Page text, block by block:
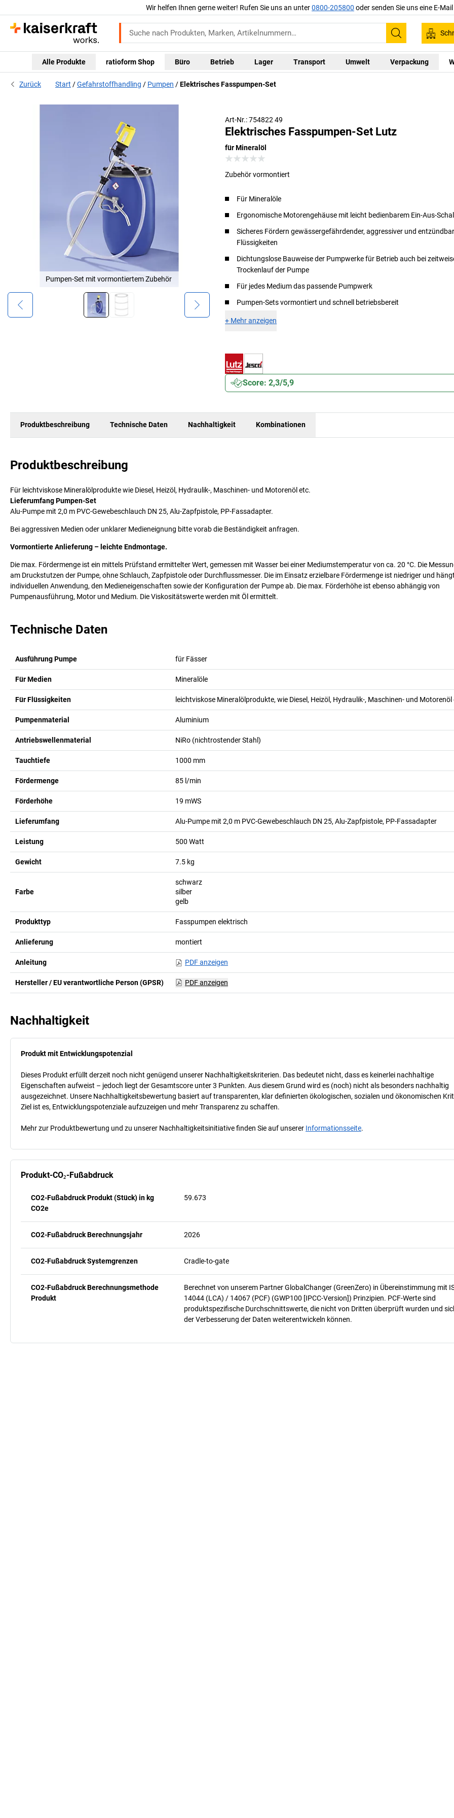
Wir helfen Ihnen gerne weiter! Rufen Sie uns an unter0800-205800 oder senden Sie uns eine E-
Suchen
Alle Produkte ratioform Shop Büro Betrieb Lager Transport Umwelt Verpackung
Zurück Start Gefahrstoffhandling Pumpen Elektrisches Fasspumpen-Set
Art-Nr.: 754822 49
Elektrisches Fasspumpen-Set Lutz
für Mineralöl
Zubehör vormontiert
Für Mineralöle
Ergonomische Motorengehäuse mit leicht bedienbarem Ein-Aus-
Sicheres Fördern gewässergefährdender, aggressiver und
Flüssigkeiten
Dichtungslose Bauweise der Pumpwerke für Betrieb auch bei
Trockenlauf der Pumpe
Für jedes Medium das passende Pumpwerk
Pumpen-Sets vormontiert und schnell betriebsbereit
+ Mehr anzeigen
Score: 2,3/5,9
Pumpen-Set mit vormontiertem Zubehör
Produktbeschreibung Technische Daten Nachhaltigkeit Kombinationen
Produktbeschreibung
Für leichtviskose Mineralölprodukte wie Diesel, Heizöl, Hydraulik-, Maschinen- und Motorenöl etc.
Lieferumfang Pumpen-Set
Alu-Pumpe mit 2,0 m PVC-Gewebeschlauch DN 25, Alu-Zapfpistole, PP-Fassadapter.
Bei aggressiven Medien oder unklarer Medieneignung bitte vorab die Beständigkeit anfragen.
Vormontierte Anlieferung – leichte Endmontage.
Die max. Fördermenge ist ein mittels Prüfstand ermittelter Wert, gemessen mit Wasser bei einer Mediumstemperatur von ca. 20 °C. Die
am Druckstutzen der Pumpe, ohne Schlauch, Zapfpistole oder Durchflussmesser. Die im Einsatz erzielbare Fördermenge ist niedriger und
individuellen Anwendung, den Medieneigenschaften sowie der Konfiguration der Pumpe ab. Die max. Förderhöhe ist ebenso abhängig von
Pumpenausführung, Motor und Medium. Die Viskositätswerte werden mit Öl ermittelt.
Technische Daten
Ausführung Pumpe für Fässer
Für Medien Mineralöle
Für Flüssigkeiten leichtviskose Mineralölprodukte, wie Diesel, Heizöl, Hydraulik-, Maschinen- und Motorenöl
Pumpenmaterial Aluminium
Antriebswellenmaterial NiRo (nichtrostender Stahl)
Tauchtiefe 1000 mm
Fördermenge 85 l/min
Förderhöhe 19 mWS
Lieferumfang Alu-Pumpe mit 2,0 m PVC-Gewebeschlauch DN 25, Alu-Zapfpistole, PP-Fassadapter
Leistung 500 Watt
Gewicht 7.5 kg
Farbe
schwarz
silber
gelb
Produkttyp Fasspumpen elektrisch
Anlieferung montiert
Anleitung PDF anzeigen
Hersteller / EU verantwortliche Person (GPSR) PDF anzeigen
Nachhaltigkeit
Produkt mit Entwicklungspotenzial
Dieses Produkt erfüllt derzeit noch nicht genügend unserer Nachhaltigkeitskriterien. Das bedeutet nicht, dass es keinerlei nachhaltige
Eigenschaften aufweist – jedoch liegt der Gesamtscore unter 3 Punkten. Aus diesem Grund wird es (noch) nicht als besonders nachhaltig
ausgezeichnet. Unsere Nachhaltigkeitsbewertung basiert auf transparenten, klar definierten ökologischen, sozialen und ökonomischen
Ziel ist es, Entwicklungspotenziale aufzuzeigen und mehr Transparenz zu schaffen.
Mehr zur Produktbewertung und zu unserer Nachhaltigkeitsinitiative finden Sie auf unserer Informationsseite.
Produkt-CO₂-Fußabdruck
CO2-Fußabdruck Produkt (Stück) in kg
CO2e
59.673
CO2-Fußabdruck Berechnungsjahr 2026
CO2-Fußabdruck Systemgrenzen Cradle-to-gate
CO2-Fußabdruck Berechnungsmethode
Produkt
Berechnet von unserem Partner GlobalChanger (GreenZero) in Übereinstimmung mit
14044 (LCA) / 14067 (PCF) (GWP100 [IPCC-Version]) Prinzipien. PCF-Werte sind
produktspezifische Durchschnittswerte, die nicht von Dritten überprüft wurden und
der Verbesserung der Daten weiterentwickeln können.